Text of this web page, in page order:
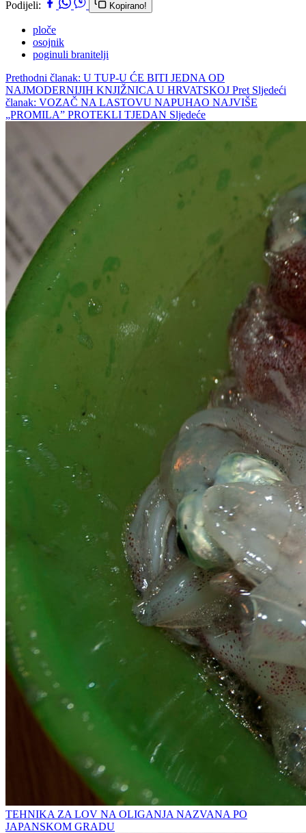
Podijeli: Kopirano!
ploče
osojnik
poginuli branitelji
Prethodni članak: U TUP-U ĆE BITI JEDNA OD
NAJMODERNIJIH KNJIŽNICA U HRVATSKOJ Pret Sljedeći
članak: VOZAČ NA LASTOVU NAPUHAO NAJVIŠE
„PROMILA” PROTEKLI TJEDAN Sljedeće
TEHNIKA ZA LOV NA OLIGANJA NAZVANA PO
JAPANSKOM GRADU